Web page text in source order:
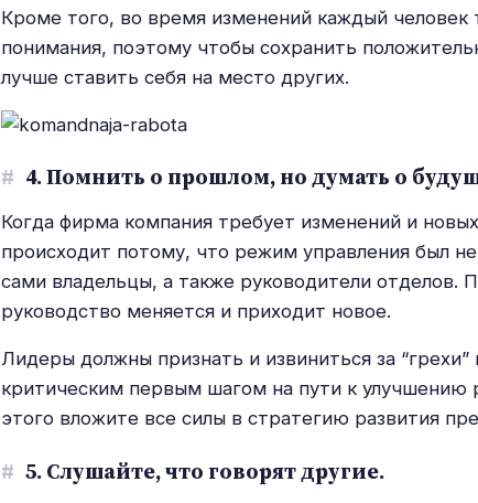
Кроме того, во время изменений каждый человек
понимания, поэтому чтобы сохранить
лучше ставить себя на место других.
# 4. Помнить о прошлом, но думать о
Когда фирма компания требует изменений и
происходит потому, что режим управления был
сами владельцы, а также руководители отделов.
руководство меняется и приходит новое.
Лидеры должны признать и извиниться за
критическим первым шагом на пути к улучшению
этого вложите все силы в стратегию развития
# 5. Слушайте, что говорят другие.